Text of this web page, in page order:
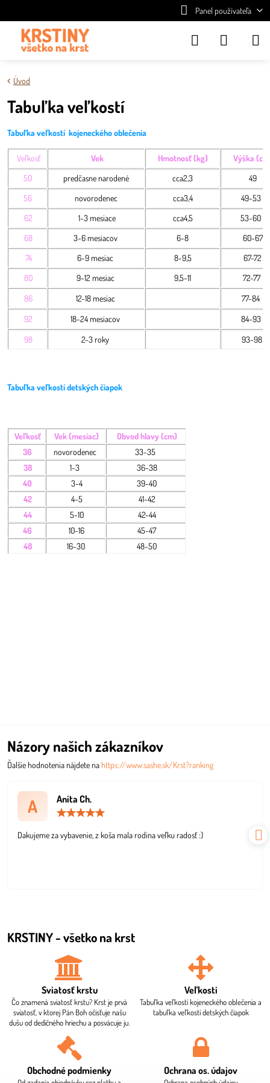
Panel používateľa
Úvod
Tabuľka veľkostí
Tabuľka veľkostí kojeneckého oblečenia
Veľkosť Vek Hmotnosť (kg)
Výška
50
predčasne narodené cca2,3
49
56
novorodenec cca3,4
49-53
62
1-3 mesiace cca4,5
53-60
68
3-6 mesiacov 6-8
60-67
74
6-9 mesiac 8-9,5
67-72
80
9-12 mesiac 9,5-11
72-77
86
12-18 mesiac
77-84
92
18-24 mesiacov
84-93
98
2-3 roky 93-98
Tabuľka veľkostí detských čiapok
Veľkosť Vek (mesiac)
Obvod hlavy (cm)
36
novorodenec
33-35
38
1-3
36-38
40
3-4
39-40
42
4-5
41-42
44
5-10
42-44
46
10-16
45-47
48
16-30 48-50
Názory našich zákazníkov
Ďalšie hodnotenia nájdete nahttps://www.sashe.sk/Krst?ranking
A Anita Ch.
5
Dakujeme za vybavenie, z koša mala rodina veľku radosť :)
KRSTINY - všetko na krst
Sviatosť krstu
Čo znamená sviatosť krstu? Krst je prvá
sviatosť, v ktorej Pán Boh očisťuje našu
dušu od dedičného hriechu a posväcuje ju.
Veľkosti
Tabuľka veľkostí kojeneckého oblečenia a
tabuľka veľkostí detských čiapok
Obchodné podmienky Ochrana os​. údajov